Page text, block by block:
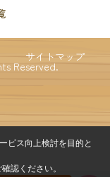
サイトマップ
Reserved.
ビス向上検討を目的と
認ください。